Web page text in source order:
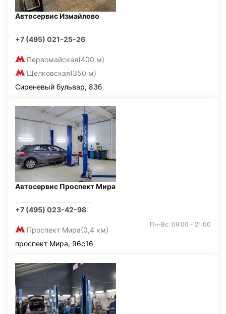
Автосервис Измайлово
+7 (495) 021-25-26
Первомайская(400 м)
Щелковская(350 м)
Сиреневый бульвар, 83б
Автосервис Проспект Мира
+7 (495) 023-42-98
Проспект Мира(0,4 км)
Пн-Вс: 09:00 - 21:00
проспект Мира, 96с16